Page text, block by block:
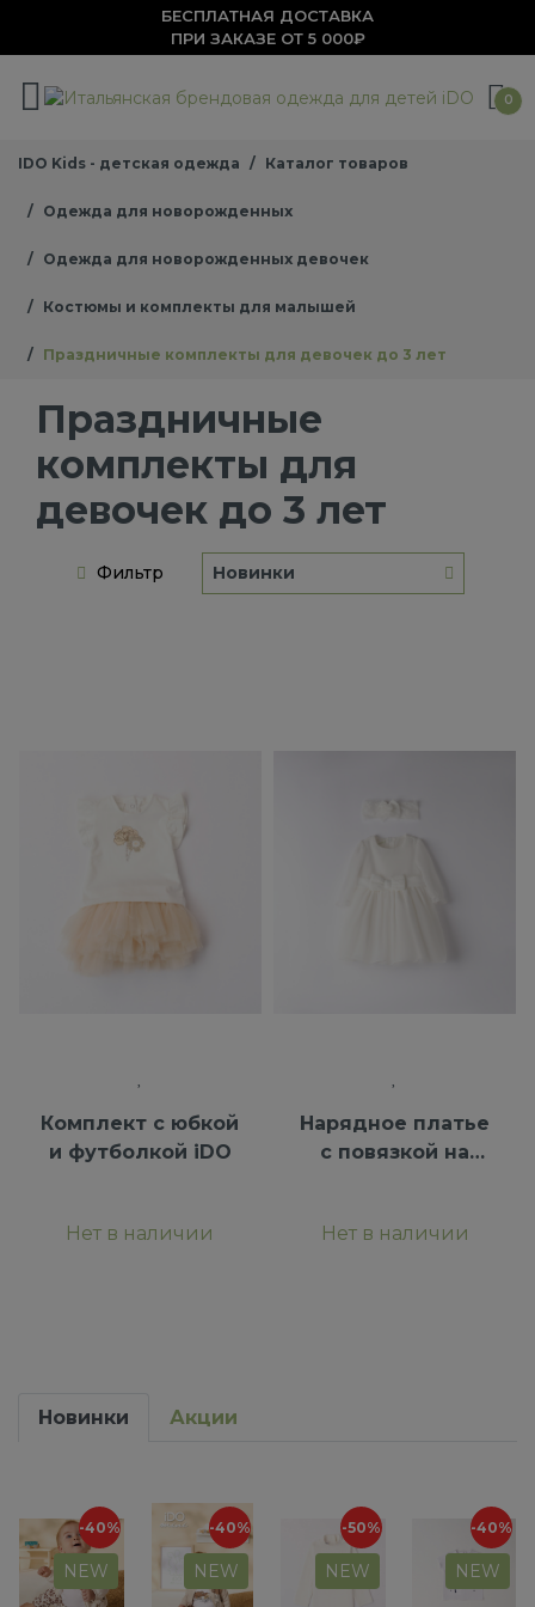
БЕСПЛАТНАЯ ДОСТАВКА
ПРИ ЗАКАЗЕ ОТ 5 000₽
0
IDO Kids - детская одежда Каталог товаров
Одежда для новорожденных
Одежда для новорожденных девочек
Костюмы и комплекты для малышей
Праздничные комплекты для девочек до 3 лет
Праздничные
комплекты для
девочек до 3 лет
Фильтр Новинки
Комплект с юбкой
и футболкой iDO
Нет в наличии
Нарядное платье
с повязкой на
Нет в наличии
Новинки Акции
-40%
NEW
-40%
NEW
-50%
NEW
-40%
NEW